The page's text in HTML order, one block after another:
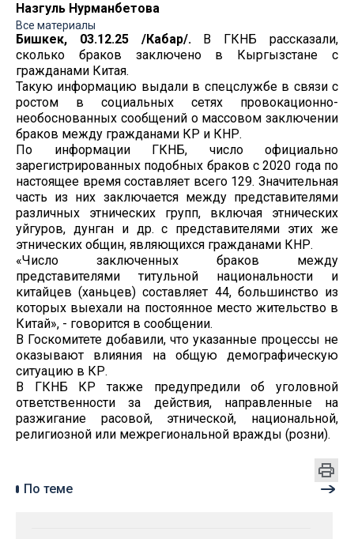
Назгуль Нурманбетова
Все материалы
Бишкек, 03.12.25 /Кабар/.В ГКНБ рассказали,
сколько браков заключено в Кыргызстане с
гражданами Китая.
Такую информацию выдали в спецслужбе в связи с
ростом в социальных сетях провокационно-
необоснованных сообщений о массовом заключении
браков между гражданами КР и КНР.
По информации ГКНБ, число официально
зарегистрированных подобных браков с 2020 года по
настоящее время составляет всего 129. Значительная
часть из них заключается между представителями
различных этнических групп, включая этнических
уйгуров, дунган и др. с представителями этих же
этнических общин, являющихся гражданами КНР.
«Число заключенных браков между
представителями титульной национальности и
китайцев (ханьцев) составляет 44, большинство из
которых выехали на постоянное место жительство в
Китай», - говорится в сообщении.
В Госкомитете добавили, что указанные процессы не
оказывают влияния на общую демографическую
ситуацию в КР.
В ГКНБ КР также предупредили об уголовной
ответственности за действия, направленные на
разжигание расовой, этнической, национальной,
религиозной или межрегиональной вражды (розни).
По теме